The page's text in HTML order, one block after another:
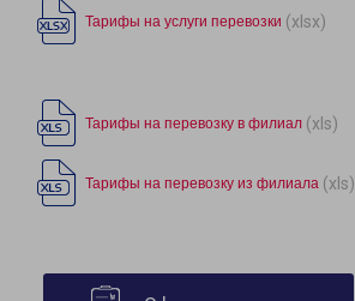
Тарифы на услуги перевозки (xlsx)
Тарифы на перевозку в филиал (xls)
Тарифы на перевозку из филиала (xls)